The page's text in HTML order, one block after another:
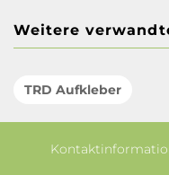
Weitere
TRD Aufkleber